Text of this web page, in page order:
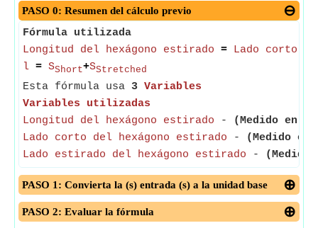
PASO 0: Resumen del cálculo previo
Fórmula utilizada
Longitud del hexágono estirado = Lado corto
l = SShort+SStretched
Esta fórmula usa 3 Variables
Variables utilizadas
Longitud del hexágono estirado -
(Medido en
Lado corto del hexágono estirado -
(Medido en
Lado estirado del hexágono estirado - (Medido
PASO 1: Convierta la (s) entrada (s) a la unidad base
PASO 2: Evaluar la fórmula